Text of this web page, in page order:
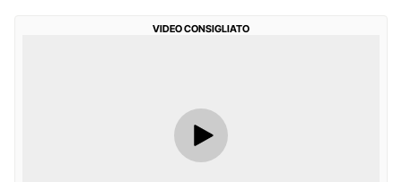
VIDEO CONSIGLIATO